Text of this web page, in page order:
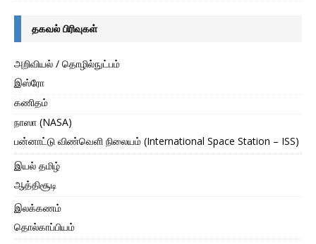
தகவல் பிரிவுகள்
அறிவியல் / தொழில்நுட்பம்
இஸ்ரோ
கணிதம்
நாஸா (NASA)
பன்னாட்டு விண்வெளி நிலையம் (International Space Station – ISS)
இயல் தமிழ்
ஆத்திசூடி
இலக்கணம்
தொல்காப்பியம்